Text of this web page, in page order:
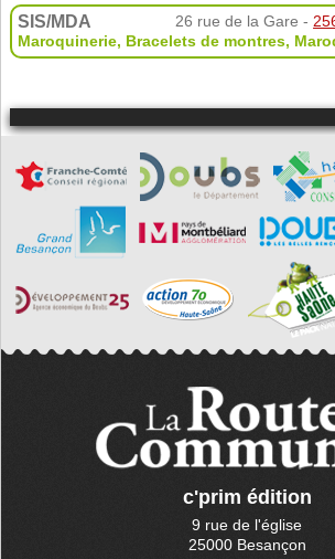
SIS/MDA 26 rue de la Gare -
Maroquinerie, Bracelets de montres,
c'prim édition
9 rue de l'église
25000 Besançon